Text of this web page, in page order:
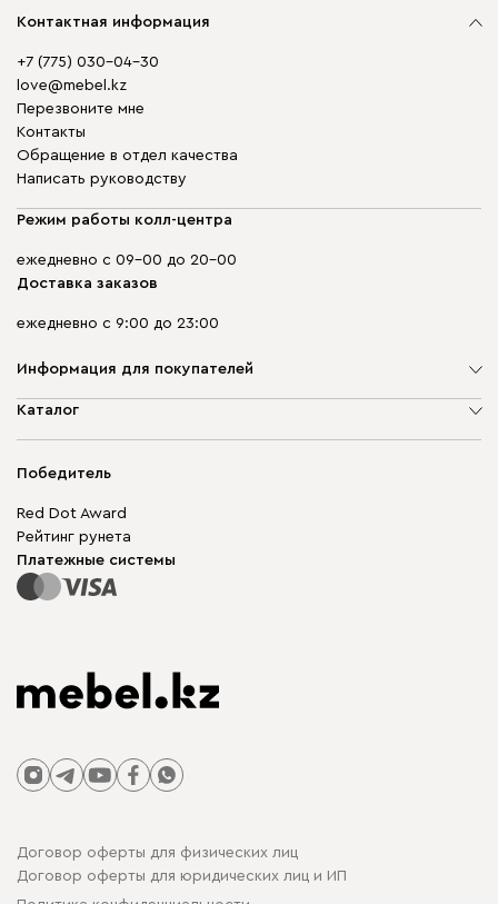
Контактная информация
+7 (775) 030-04-30
love@mebel.kz
Перезвоните мне
Контакты
Обращение в отдел качества
Написать руководству
Режим работы колл-центра
ежедневно с 09-00 до 20-00
Доставка заказов
ежедневно с 9:00 до 23:00
Информация для покупателей
О компании
Гарантия
Для бизнеса
Карта сайта
Каталог
Корпусная мебель
Модульная мебель
Столы и стулья
Победитель
Red Dot Award
Рейтинг рунета
Платежные системы
Договор оферты для физических лиц
Договор оферты для юридических лиц и ИП